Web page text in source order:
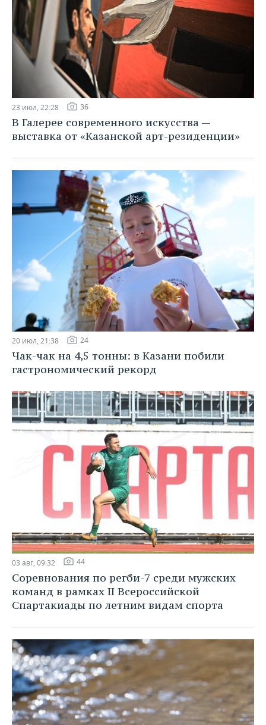
23 июл, 22:28 36
В Галерее современного искусства —
выставка от «Казанской арт-резиденции»
20 июл, 21:38 24
Чак-чак на 4,5 тонны: в Казани побили
гастрономический рекорд
03 авг, 09:32 44
Соревнования по регби-7 среди мужских
команд в рамках II Всероссийской
Спартакиады по летним видам спорта